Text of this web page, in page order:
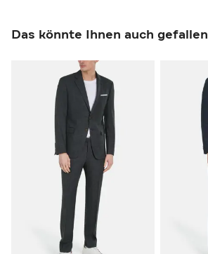
Das könnte Ihnen auch gefallen